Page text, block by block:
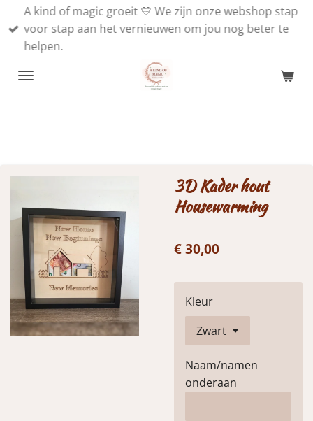
direct
naar
A kind of magic groeit 💛 We zijn onze webshop stap
voor stap aan het vernieuwen om jou nog beter te
helpen.
3D Kader hout
Housewarming
€ 30,00
Kleur
Naam/namen
onderaan